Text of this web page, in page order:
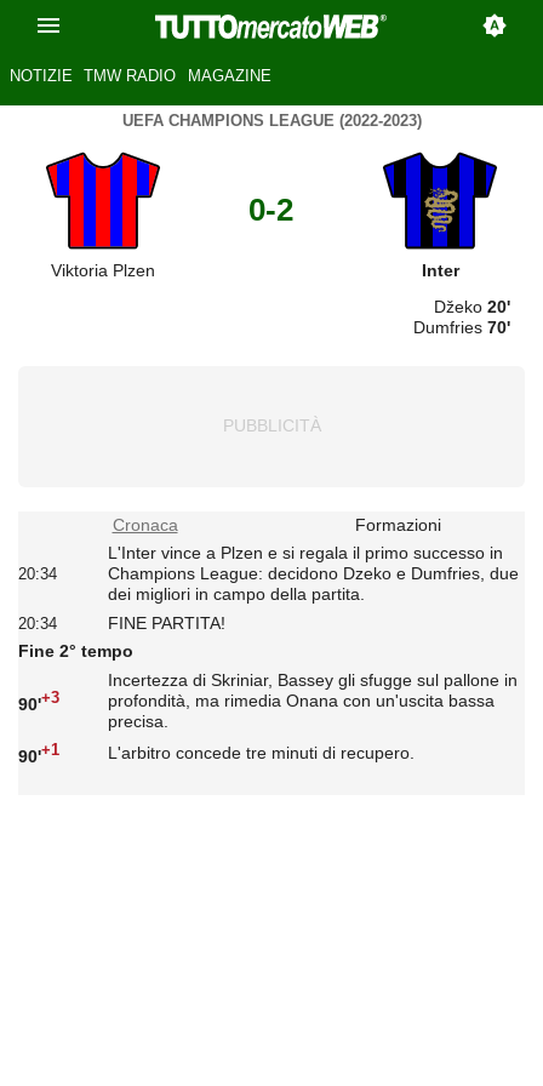
NOTIZIE TMW RADIO MAGAZINE
UEFA CHAMPIONS LEAGUE (2022-2023)
Viktoria Plzen
0-2
Inter
Džeko 20'
Dumfries 70'
Cronaca Formazioni
20:34
L'Inter vince a Plzen e si regala il primo successo in
Champions League: decidono Dzeko e Dumfries, due
dei migliori in campo della partita.
20:34
FINE PARTITA!
Fine 2° tempo
90'+3
Incertezza di Skriniar, Bassey gli sfugge sul pallone in
profondità, ma rimedia Onana con un'uscita bassa
precisa.
90'+1 L'arbitro concede tre minuti di recupero.